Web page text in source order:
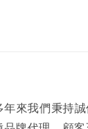
來我們秉持